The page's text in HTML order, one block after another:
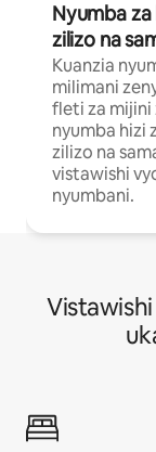
Nyumba
zilizo na
Kuanzia
milimani
fleti za mijini
nyumba hizi
zilizo na
vistawishi
nyumbani.